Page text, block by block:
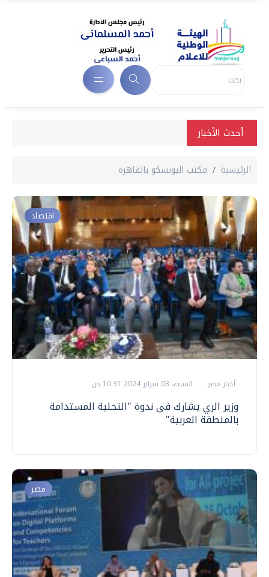
أحدث الأخبار
الرئيسية مكتب اليونسكو بالقاهرة
اقتصاد
أخبار مصر السبت، 03 فبراير 2024 10:31 ص
وزير الري يشارك فى ندوة "التحلية المستدامة
بالمنطقة العربية"
مصر